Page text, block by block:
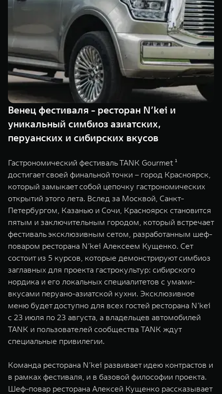
TANK 500
Веди за собой
от 6 499 000 ₽
TANK 700
WEY 07
Расширяя границы комфорта
от 6 149 000 ₽
WEY 05
Эстетика
от 5 699
WEY 80
Масштаб возможностей
от 6 449 000 ₽
WEY 80
от 8 099
TANK Финансы
Корпоративным клиентам
TANK ФИНАНСЫ
TANK Кредит
TANK Лизинг
TANK Страхование
Сервис
Специальные предложения
Моторные масла
ЦИФРОВЫЕ СЕРВИСЫ TANK
Цифровые сервисы TANK
Подписки
Венец фестиваля - ресторан N’kei и
уникальный симбиоз азиатских,
перуанских и сибирских вкусов
Гастрономический фестиваль TANK Gourmet ¹
достигает своей финальной точки – город Красноярск,
который замыкает собой цепочку гастрономических
открытий этого лета. Вслед за Москвой, Санкт-
Петербургом, Казанью и Сочи, Красноярск становится
пятым и заключительным городом, который встречает
фестиваль эксклюзивным сетом, разработанным шеф-
поваром ресторана N’kei Алексеем Кущенко. Сет
состоит из 5 курсов, которые демонстрируют симбиоз
заглавных для проекта гастрокультур: сибирского
нордика и его локальных специалитетов с умами-
вкусами перуано-азиатской кухни. Эксклюзивное
меню будет доступно для всех гостей ресторана N’kei
с 23 июля по 23 августа, а владельцев автомобилей
TANK и пользователей сообщества TANK ждут
специальные привилегии.
Команда ресторана N’kei развивает идею контрастов и
в рамках фестиваля, и в базовой философии проекта.
Шеф-повар ресторана Алексей Кущенко рассказывает